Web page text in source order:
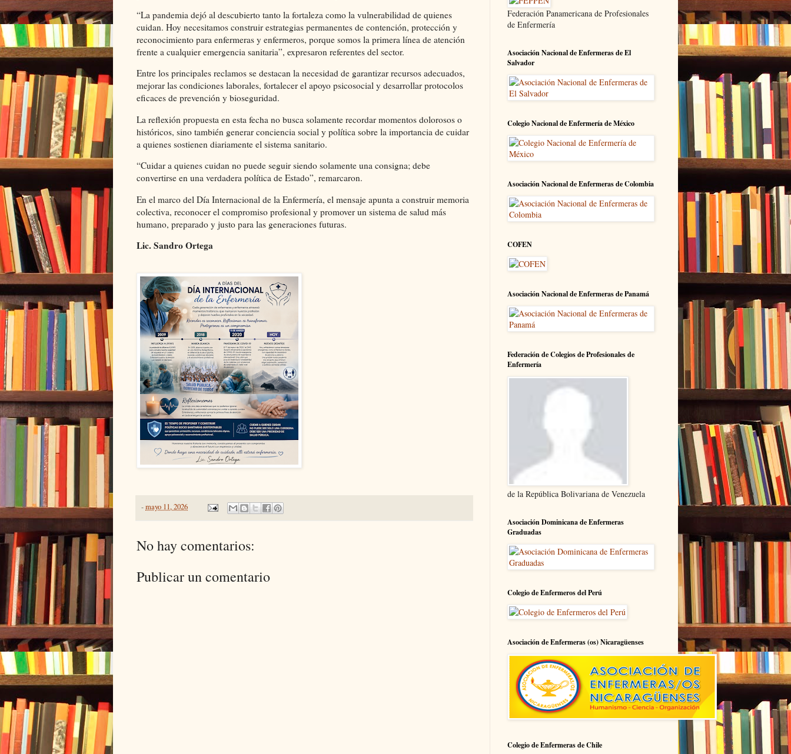
“La pandemia dejó al descubierto tanto la fortaleza como la vulnerabilidad de quienes
cuidan. Hoy necesitamos construir estrategias permanentes de contención, protección y
reconocimiento para enfermeras y enfermeros, porque somos la primera línea de atención
frente a cualquier emergencia sanitaria”, expresaron referentes del sector.
Entre los principales reclamos se destacan la necesidad de garantizar recursos adecuados,
mejorar las condiciones laborales, fortalecer el apoyo psicosocial y desarrollar protocolos
eficaces de prevención y bioseguridad.
La reflexión propuesta en esta fecha no busca solamente recordar momentos dolorosos o
históricos, sino también generar conciencia social y política sobre la importancia de cuidar
a quienes sostienen diariamente el sistema sanitario.
“Cuidar a quienes cuidan no puede seguir siendo solamente una consigna; debe
convertirse en una verdadera política de Estado”, remarcaron.
En el marco del Día Internacional de la Enfermería, el mensaje apunta a construir memoria
colectiva, reconocer el compromiso profesional y promover un sistema de salud más
humano, preparado y justo para las generaciones futuras.
Lic. Sandro Ortega
-mayo 11, 2026
No hay comentarios:
Publicar un comentario
Federación Panamericana de Profesionales
de Enfermería
Asociación Nacional de Enfermeras de El
Salvador
Colegio Nacional de Enfermería de México
Asociación Nacional de Enfermeras de Colombia
COFEN
Asociación Nacional de Enfermeras de Panamá
Federación de Colegios de Profesionales de
Enfermería
de la República Bolivariana de Venezuela
Asociación Dominicana de Enfermeras
Graduadas
Colegio de Enfermeros del Perú
Asociación de Enfermeras (os) Nicaragüenses
Colegio de Enfermeras de Chile